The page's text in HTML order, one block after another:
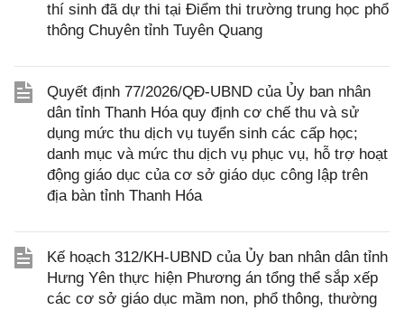
thí sinh đã dự thi tại Điểm thi trường trung học phổ
thông Chuyên tỉnh Tuyên Quang
Quyết định 77/2026/QĐ-UBND của Ủy ban nhân
dân tỉnh Thanh Hóa quy định cơ chế thu và sử
dụng mức thu dịch vụ tuyển sinh các cấp học;
danh mục và mức thu dịch vụ phục vụ, hỗ trợ hoạt
động giáo dục của cơ sở giáo dục công lập trên
địa bàn tỉnh Thanh Hóa
Kế hoạch 312/KH-UBND của Ủy ban nhân dân tỉnh
Hưng Yên thực hiện Phương án tổng thể sắp xếp
các cơ sở giáo dục mầm non, phổ thông, thường